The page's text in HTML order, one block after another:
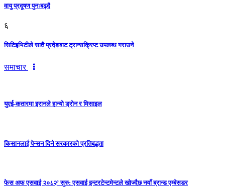
वायु प्रदूषण पुनःबढ्दै
६
सिटिइभिटीले सातै प्रदेशबाट ट्रान्सक्रिप्ट उपलब्ध गराउने
समाचार
युएई-कतारमा इरानले हान्यो ड्रोन र मिसाइल
किसानलाई पेन्सन दिने सरकारको प्रतिबद्धता
फेस अफ एसवाई २०८२’ सुरु: एसवाई इन्टरटेन्टमेन्टले खोज्दैछ नयाँ ब्रान्ड एम्बेसडर